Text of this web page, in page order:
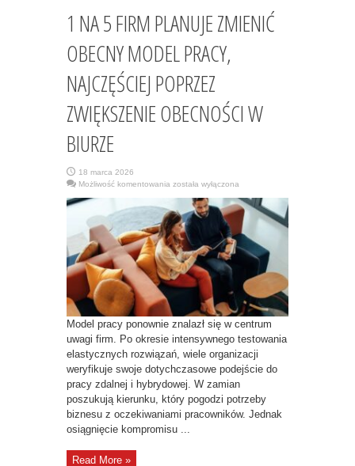
1 NA 5 FIRM PLANUJE ZMIENIĆ
OBECNY MODEL PRACY,
NAJCZĘŚCIEJ POPRZEZ
ZWIĘKSZENIE OBECNOŚCI W
BIURZE
18 marca 2026
Możliwość komentowania 1
FIRM
PLANUJE
ZMIENIĆ
OBECNY
MODEL
PRACY,
NAJCZĘŚCIEJ
POPRZEZ
ZWIĘKSZENIE
OBECNOŚCI
BIURZE
została wyłączona
Model pracy ponownie znalazł się w centrum
uwagi firm. Po okresie intensywnego testowania
elastycznych rozwiązań, wiele organizacji
weryfikuje swoje dotychczasowe podejście do
pracy zdalnej i hybrydowej. W zamian
poszukują kierunku, który pogodzi potrzeby
biznesu z oczekiwaniami pracowników. Jednak
osiągnięcie kompromisu ...
Read More »